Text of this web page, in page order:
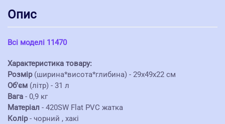
Опис
Всі моделі 11470
Характеристика товару:
Розмір(ширина*висота*глибина) - 29х49х22 см
Об'єм (літр) - 31 л
Вага - 0,9 кг
Матеріал - 420SW Flat PVC жатка
Колір- чорний , хакі